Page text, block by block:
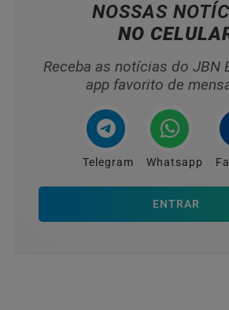
NOSSAS
NO
Receba as notícias do JBN
app favorito de
Telegram Whatsapp
ENTRAR